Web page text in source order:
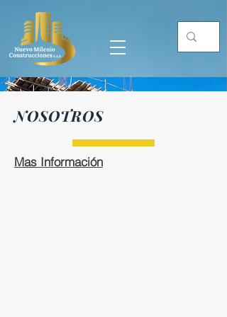
NOSOTROS
Mas Información